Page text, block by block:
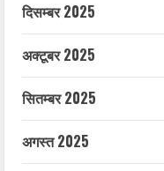
दिसम्बर 2025
अक्टूबर 2025
सितम्बर 2025
अगस्त 2025